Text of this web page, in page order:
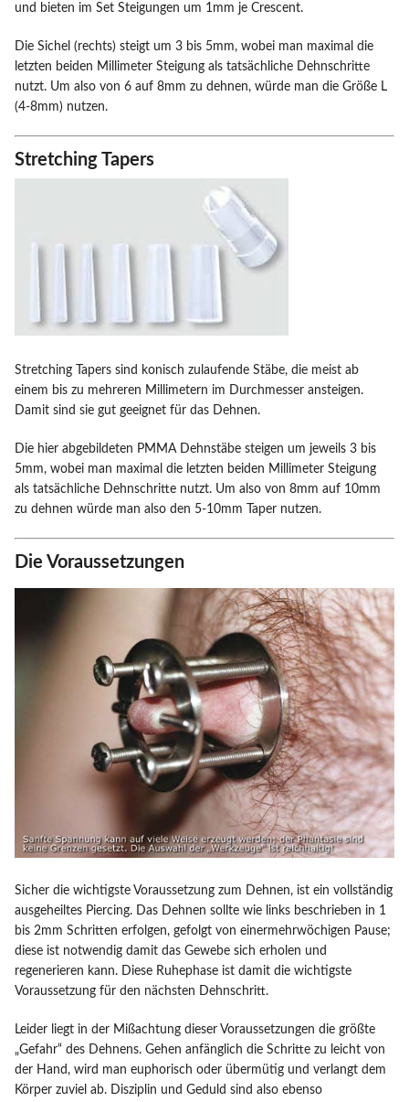
und bieten im Set Steigungen um 1mm je Crescent.
Die Sichel (rechts) steigt um 3 bis 5mm, wobei man maximal die
letzten beiden Millimeter Steigung als tatsächliche Dehnschritte
nutzt. Um also von 6 auf 8mm zu dehnen, würde man die Größe L
(4-8mm) nutzen.
Stretching Tapers
Stretching Tapers sind konisch zulaufende Stäbe, die meist ab
einem bis zu mehreren Millimetern im Durchmesser ansteigen.
Damit sind sie gut geeignet für das Dehnen.
Die hier abgebildeten PMMA Dehnstäbe steigen um jeweils 3 bis
5mm, wobei man maximal die letzten beiden Millimeter Steigung
als tatsächliche Dehnschritte nutzt. Um also von 8mm auf 10mm
zu dehnen würde man also den 5-10mm Taper nutzen.
Die Voraussetzungen
Sicher die wichtigste Voraussetzung zum Dehnen, ist ein vollständig
ausgeheiltes Piercing. Das Dehnen sollte wie links beschrieben in 1
bis 2mm Schritten erfolgen, gefolgt von einermehrwöchigen Pause;
diese ist notwendig damit das Gewebe sich erholen und
regenerieren kann. Diese Ruhephase ist damit die wichtigste
Voraussetzung für den nächsten Dehnschritt.
Leider liegt in der Mißachtung dieser Voraussetzungen die größte
„Gefahr“ des Dehnens. Gehen anfänglich die Schritte zu leicht von
der Hand, wird man euphorisch oder übermütig und verlangt dem
Körper zuviel ab. Disziplin und Geduld sind also ebenso